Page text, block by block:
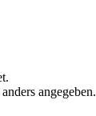
angegeben.